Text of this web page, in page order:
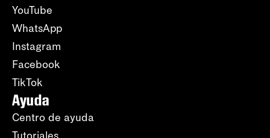
YouTube
WhatsApp
Instagram
Facebook
TikTok
Ayuda
Centro de ayuda